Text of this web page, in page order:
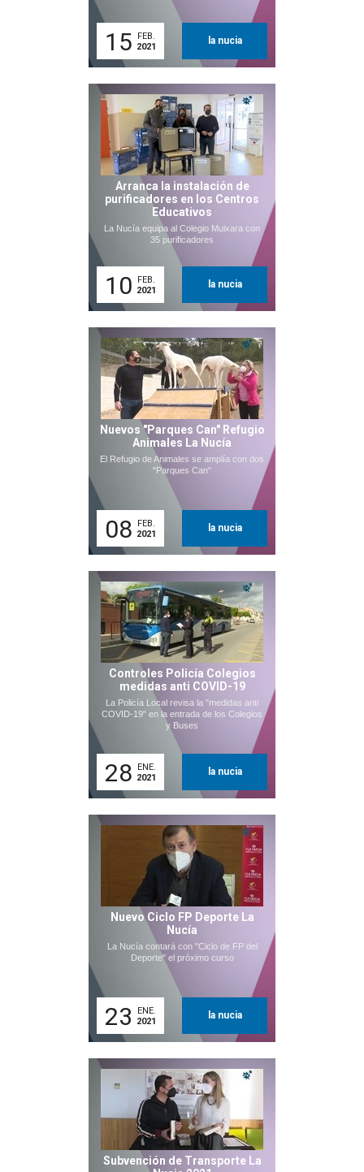
15
FEB.
2021
la nucia
Arranca la instalación de
purificadores en los Centros
Educativos
La Nucía equipa al Colegio Muixara con
35 purificadores
10
FEB.
2021
la nucia
Nuevos "Parques Can" Refugio
Animales La Nucía
El Refugio de Animales se amplía con dos
"Parques Can"
08
FEB.
2021
la nucia
Controles Policía Colegios
medidas anti COVID-19
La Policía Local revisa la "medidas anti
COVID-19" en la entrada de los Colegios
y Buses
28
ENE.
2021
la nucia
Nuevo Ciclo FP Deporte La
Nucía
La Nucía contará con "Ciclo de FP del
Deporte" el próximo curso
23
ENE.
2021
la nucia
Subvención de Transporte La